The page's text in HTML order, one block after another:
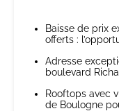
Baisse de prix
offerts :
Adresse
boulevard
Rooftops avec
de Boulogne